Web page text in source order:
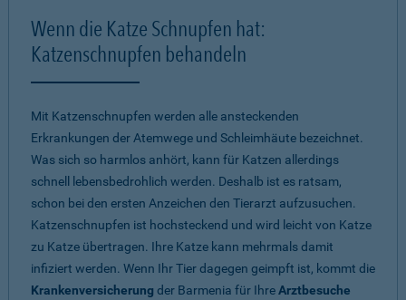
Wenn die Katze Schnupfen hat:
Katzenschnupfen behandeln
Mit Katzenschnupfen werden alle ansteckenden
Erkrankungen der Atemwege und Schleimhäute bezeichnet.
Was sich so harmlos anhört, kann für Katzen allerdings
schnell lebensbedrohlich werden. Deshalb ist es ratsam,
schon bei den ersten Anzeichen den Tierarzt aufzusuchen.
Katzenschnupfen ist hochsteckend und wird leicht von Katze
zu Katze übertragen. Ihre Katze kann mehrmals damit
infiziert werden. Wenn Ihr Tier dagegen geimpft ist, kommt die
Krankenversicherung der Barmenia für IhreArztbesuche